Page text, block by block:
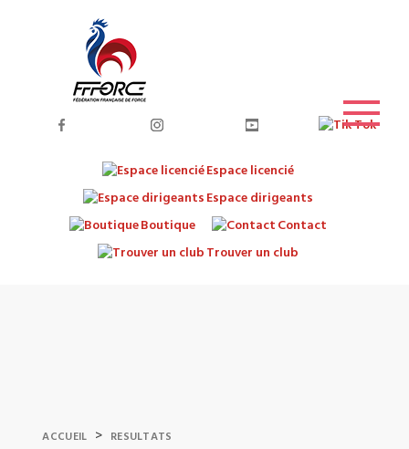
Espace licencié
Espace dirigeants
Boutique
Contact
Trouver un club
ACCUEIL > RESULTATS